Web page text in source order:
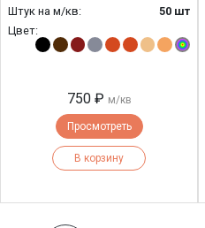
Штук на м/кв:
50 шт
Цвет:
750 ₽ м/кв
Просмотреть
В корзину